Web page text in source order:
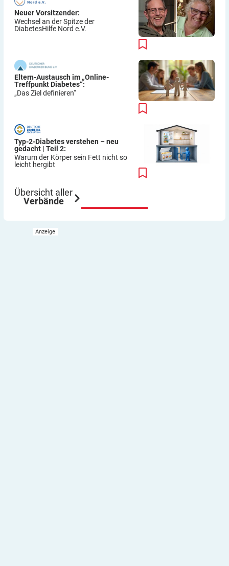
Neuer Vorsitzender:
Wechsel an der Spitze der
DiabetesHilfe Nord e.V.
Eltern-Austausch im „Online-
Treffpunkt Diabetes“:
„Das Ziel definieren“
Typ-2-Diabetes verstehen – neu
gedacht | Teil 2:
Warum der Körper sein Fett nicht so
leicht hergibt
Übersicht aller
Verbände